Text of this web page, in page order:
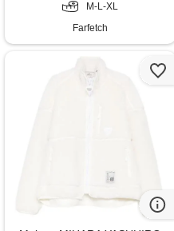
M-L-XL
Farfetch